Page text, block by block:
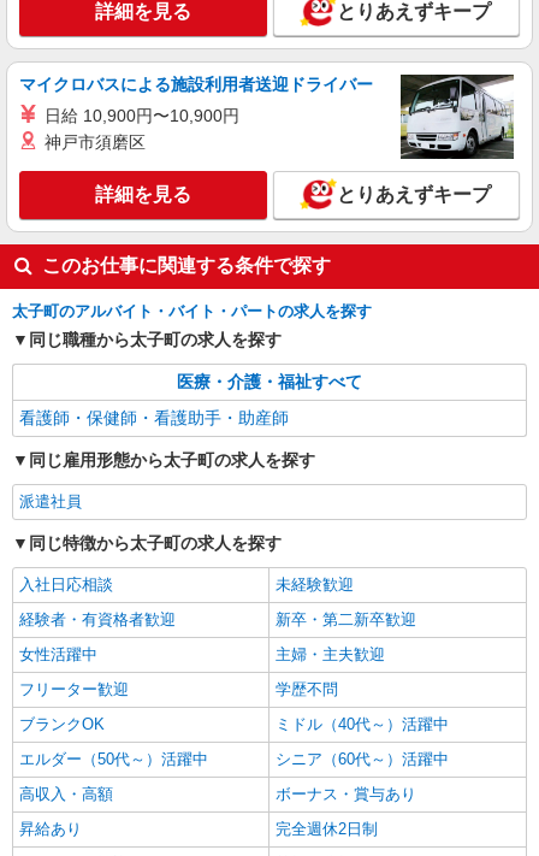
詳細を見る とりあえずキープ
マイクロバスによる施設利用者送迎ドライバー
日給 10,900円〜10,900円
神戸市須磨区
詳細を見る とりあえずキープ
このお仕事に関連する条件で探す
太子町のアルバイト・バイト・パートの求人を探す
同じ職種から太子町の求人を探す
医療・介護・福祉すべて
看護師・保健師・看護助手・助産師
同じ雇用形態から太子町の求人を探す
派遣社員
同じ特徴から太子町の求人を探す
入社日応相談
未経験歓迎
経験者・有資格者歓迎
新卒・第二新卒歓迎
女性活躍中
主婦・主夫歓迎
フリーター歓迎
学歴不問
ブランクOK
ミドル（40代～）活躍中
エルダー（50代～）活躍中
シニア（60代～）活躍中
高収入・高額
ボーナス・賞与あり
昇給あり
完全週休2日制